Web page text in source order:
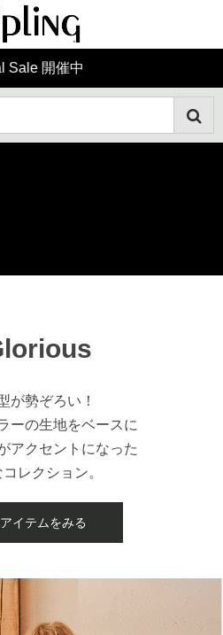
Sale 開催中
が勢ぞろい！
ーの生地をベースに
アクセントになった
レクション。
イテムをみる